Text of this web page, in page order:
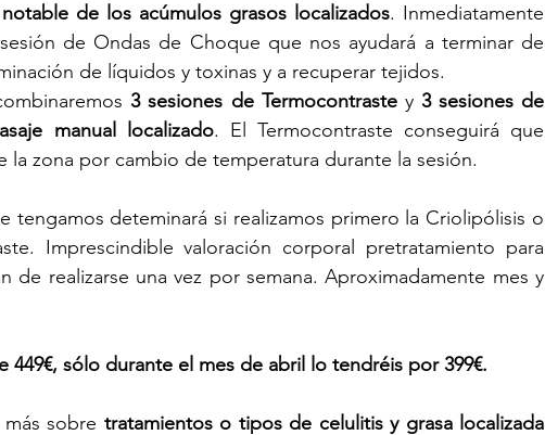
de los acúmulos grasos localizados. Inmediatamente
de Ondas de Choque que nos ayudará a terminar de
de líquidos y toxinas y a recuperar tejidos.
3 sesiones de Termocontraste y 3 sesiones de
manual localizado. El Termocontraste conseguirá que
la zona por cambio de temperatura durante la sesión.
tengamos deteminará si realizamos primero la Criolipólisis o
Imprescindible valoración corporal pretratamiento para
de realizarse una vez por semana. Aproximadamente mes y
449€, sólo durante el mes de abril lo tendréis por 399€.
sobre